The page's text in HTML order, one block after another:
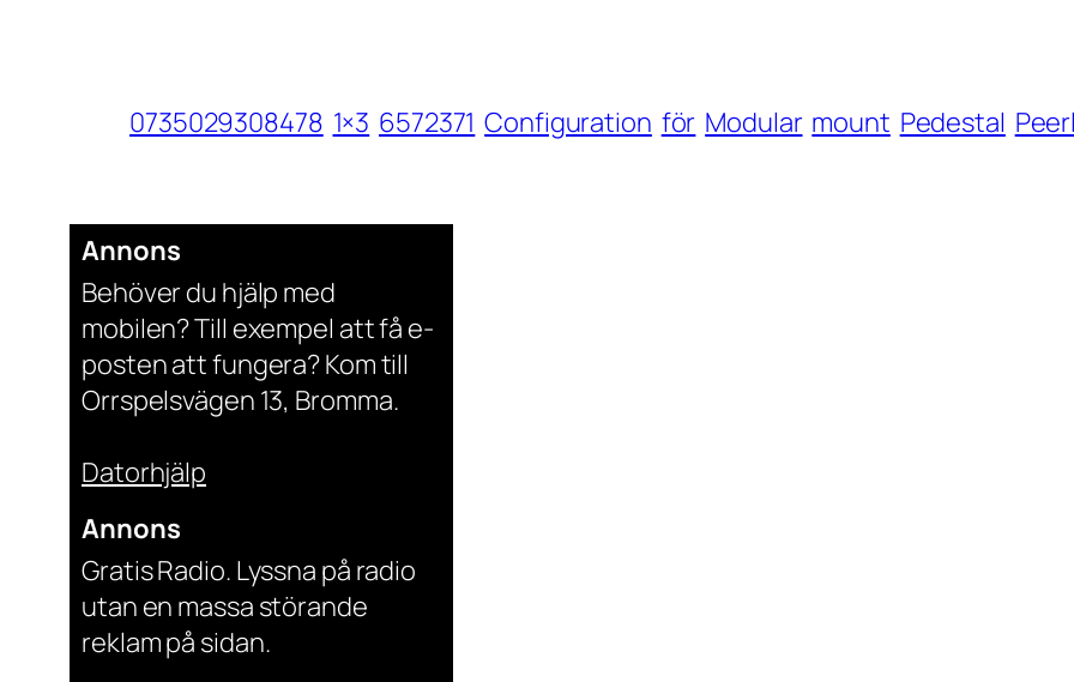
0735029308478 1×3 6572371 Configuration för Modular mount Pedestal
Annons
Behöver du hjälp med
mobilen? Till exempel att få e-
posten att fungera? Kom till
Orrspelsvägen 13, Bromma.
Datorhjälp
Annons
Gratis Radio. Lyssna på radio
utan en massa störande
reklam på sidan.